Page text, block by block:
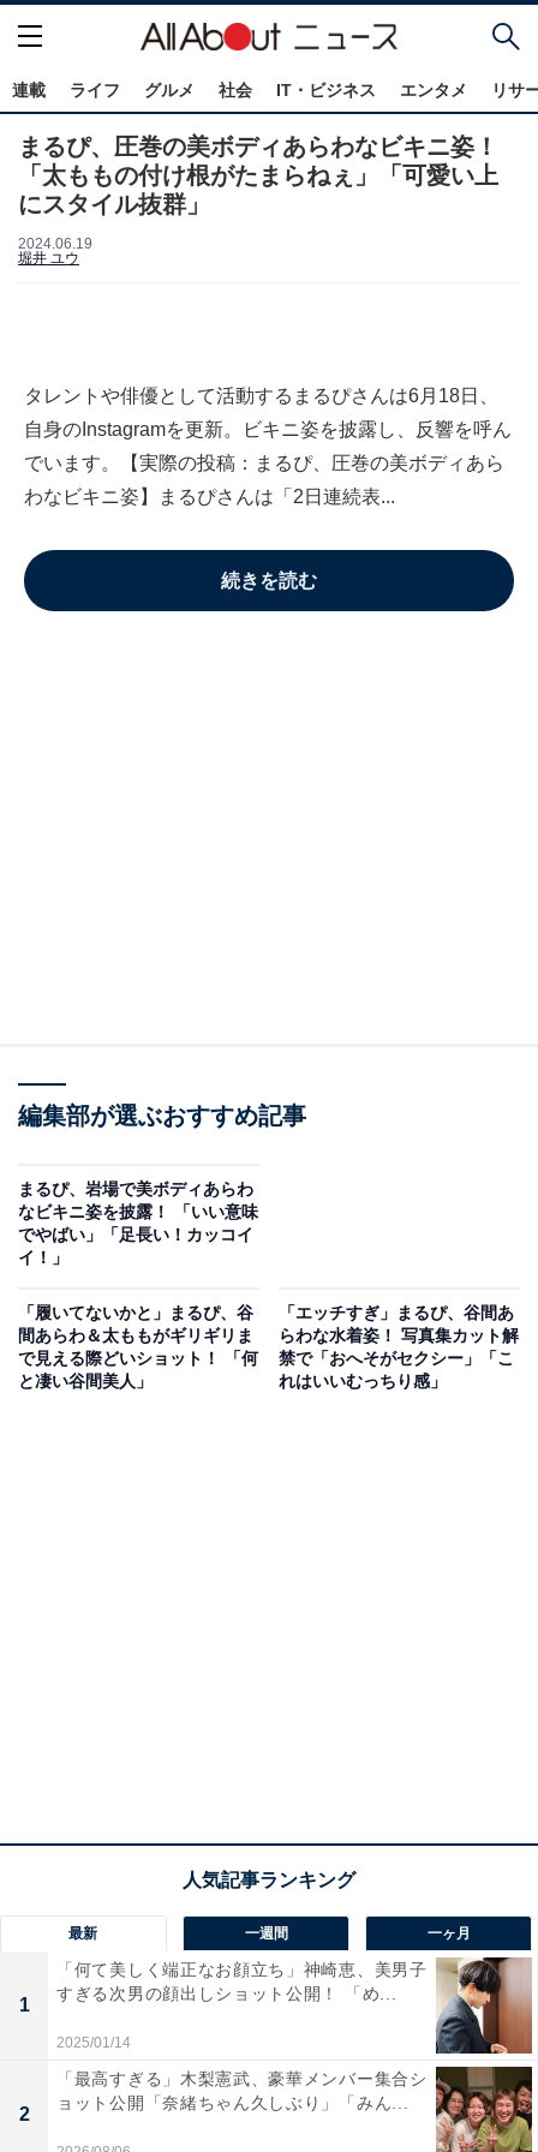
連載 ライフ グルメ 社会 IT・ビジネス エンタメ リサ
まるぴ、圧巻の美ボディあらわなビキニ姿！
「太ももの付け根がたまらねぇ」「可愛い上
にスタイル抜群」
2024.06.19
堀井 ユウ
タレントや俳優として活動するまるぴさんは6月18日、
自身のInstagramを更新。ビキニ姿を披露し、反響を呼ん
でいます。【実際の投稿：まるぴ、圧巻の美ボディあら
わなビキニ姿】まるぴさんは「2日連続表...
続きを読む
編集部が選ぶおすすめ記事
まるぴ、岩場で美ボディあらわ
なビキニ姿を披露！ 「いい意味
でやばい」「足長い！カッコイ
イ！」
「履いてないかと」まるぴ、谷
間あらわ＆太ももがギリギリま
で見える際どいショット！ 「何
と凄い谷間美人」
「エッチすぎ」まるぴ、谷間あ
らわな水着姿！ 写真集カット解
禁で「おへそがセクシー」「こ
れはいいむっちり感」
最新 一週間 一ヶ月
1
「何て美しく端正なお顔立ち」神崎恵、美男子
すぎる次男の顔出しショット公開！ 「め...
2025/01/14
2
「最高すぎる」木梨憲武、豪華メンバー集合シ
ョット公開「奈緒ちゃん久しぶり」「みん...